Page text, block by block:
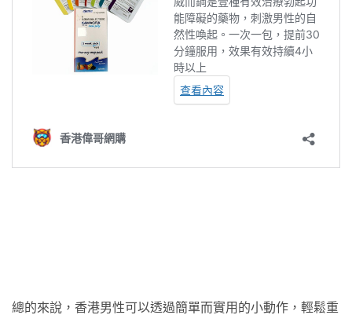
總的來說，香港男性可以透過簡單而實用的小動作，輕鬆重